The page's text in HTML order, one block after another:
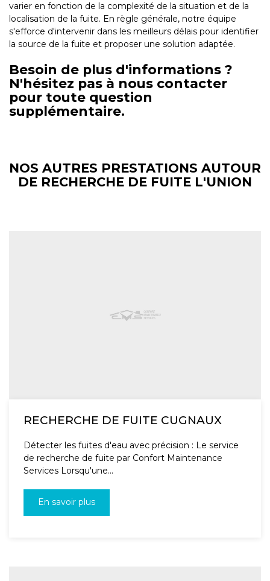
varier en fonction de la complexité de la situation et de la
localisation de la fuite. En règle générale, notre équipe
s'efforce d'intervenir dans les meilleurs délais pour identifier
la source de la fuite et proposer une solution adaptée.
Besoin de plus d'informations ?
N'hésitez pas à nous contacter
pour toute question
supplémentaire.
NOS AUTRES PRESTATIONS AUTOUR
DE RECHERCHE DE FUITE L'UNION
RECHERCHE DE FUITE CUGNAUX
Détecter les fuites d'eau avec précision : Le service
de recherche de fuite par Confort Maintenance
Services Lorsqu'une...
En savoir plus